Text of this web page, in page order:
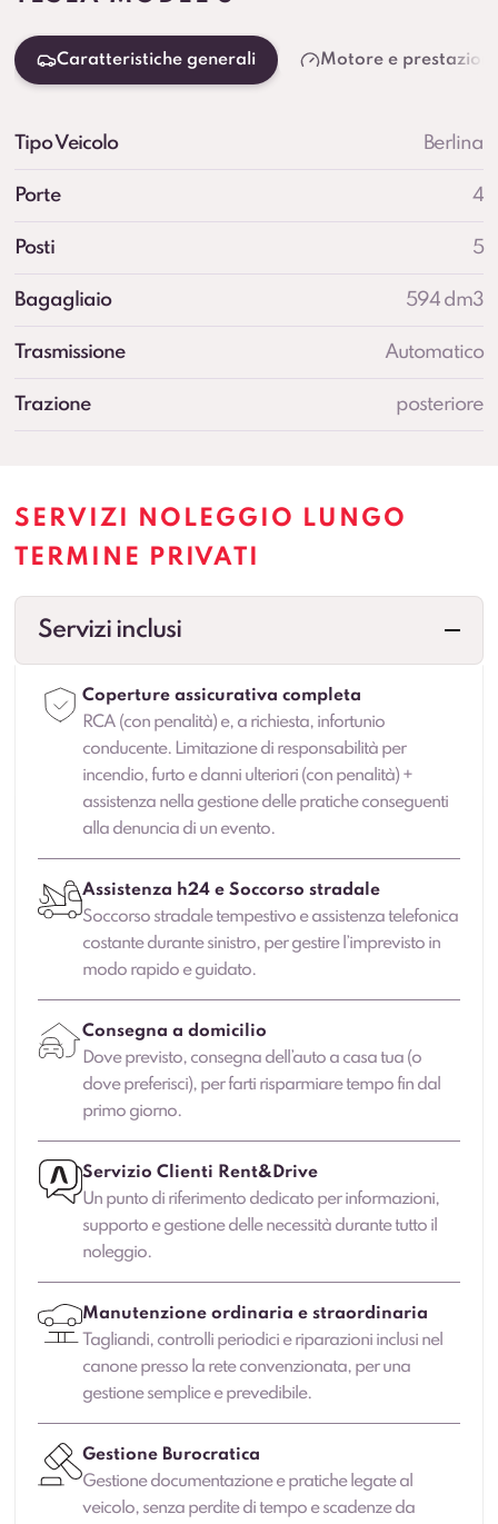
Caratteristiche generali Motore e prestazioni
Tipo Veicolo Berlina
Porte 4
Posti 5
Bagagliaio 594 dm3
Trasmissione Automatico
Trazione posteriore
SERVIZI NOLEGGIO LUNGO
TERMINE PRIVATI
Servizi inclusi
Coperture assicurativa completa
RCA (con penalità) e, a richiesta, infortunio
conducente. Limitazione di responsabilità per
incendio, furto e danni ulteriori (con penalità) +
assistenza nella gestione delle pratiche conseguenti
alla denuncia di un evento.
Assistenza h24 e Soccorso stradale
Soccorso stradale tempestivo e assistenza telefonica
costante durante sinistro, per gestire l’imprevisto in
modo rapido e guidato.
Consegna a domicilio
Dove previsto, consegna dell’auto a casa tua (o
dove preferisci), per farti risparmiare tempo fin dal
primo giorno.
Servizio Clienti Rent&Drive
Un punto di riferimento dedicato per informazioni,
supporto e gestione delle necessità durante tutto il
noleggio.
Manutenzione ordinaria e straordinaria
Tagliandi, controlli periodici e riparazioni inclusi nel
canone presso la rete convenzionata, per una
gestione semplice e prevedibile.
Gestione Burocratica
Gestione documentazione e pratiche legate al
veicolo, senza perdite di tempo e scadenze da